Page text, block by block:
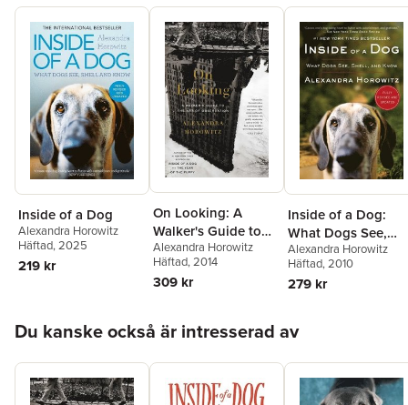
Inside of a Dog
Alexandra Horowitz
Häftad, 2025
219 kr
On Looking: A
Walker's Guide to
the Art of
Observation
Alexandra Horowitz
Häftad, 2014
309 kr
Inside of a Dog:
What Dogs See,
Smell, and Know
Alexandra Horowitz
Häftad, 2010
279 kr
Du kanske också är intresserad av